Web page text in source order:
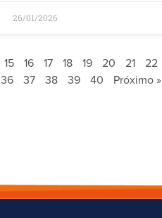
26/01/2026
15 16 17 18 19 20 21 22
36 37 38 39 40 Próximo »